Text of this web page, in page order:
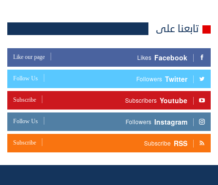
تابعنا على
Facebook
Likes
Like our page
Twitter
Followers
Follow Us
Youtube
Subscribers
Subscribe
Instagram
Followers
Follow Us
RSS
Subscribe
Subscribe